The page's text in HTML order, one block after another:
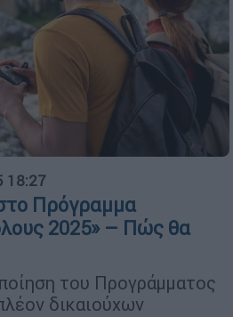
18:27
στο Πρόγραμμα
2025» – Πώς θα
του Προγράμματος
δικαιούχων